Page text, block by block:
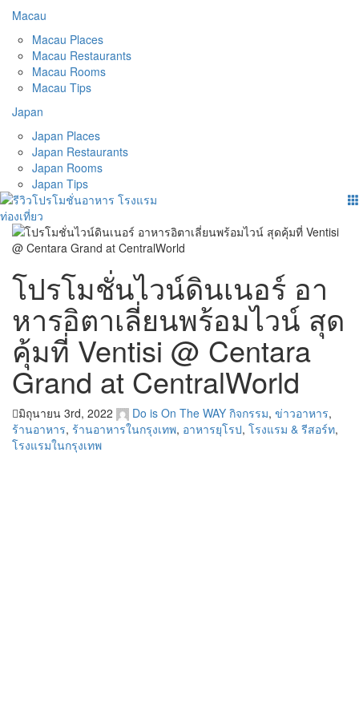
Macau
Macau Places
Macau Restaurants
Macau Rooms
Macau Tips
Japan
Japan Places
Japan Restaurants
Japan Rooms
Japan Tips
โปรโมชั่นไวน์ดินเนอร์ อา
หารอิตาเลี่ยนพร้อมไวน์ สุด
คุ้มที่ Ventisi @ Centara
Grand at CentralWorld
มิถุนายน 3rd, 2022 Do is On The WAY กิจกรรม, ข่าวอาหาร,
ร้านอาหาร, ร้านอาหารในกรุงเทพ, อาหารยุโรป, โรงแรม & รีสอร์ท,
โรงแรมในกรุงเทพ